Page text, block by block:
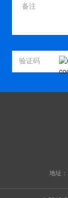
地址